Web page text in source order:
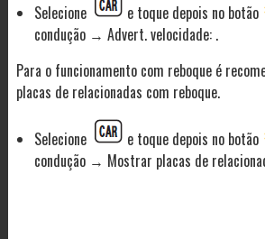
Selecione e toque depois no botão
condução → Advert. velocidade: .
Para o funcionamento com reboque é
placas de relacionadas com reboque.
Selecione e toque depois no botão
condução → Mostrar placas de